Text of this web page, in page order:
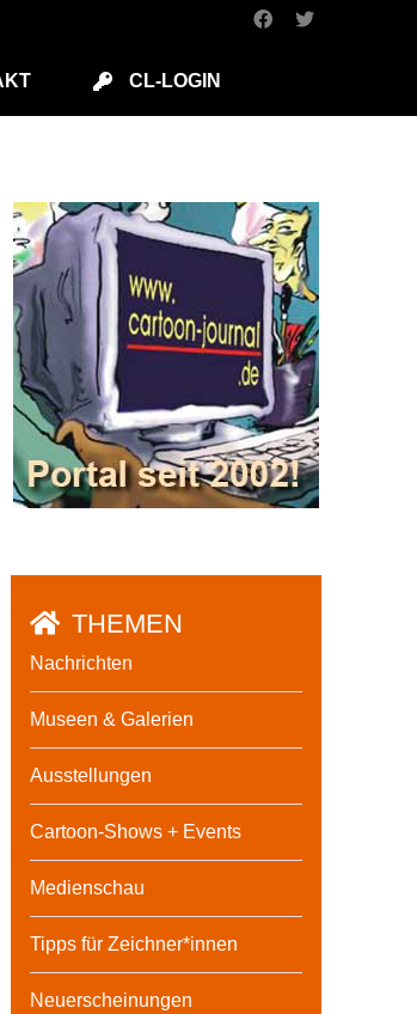
CL-LOGIN
THEMEN
Nachrichten
Museen & Galerien
Ausstellungen
Cartoon-Shows + Events
Medienschau
Tipps für Zeichner*innen
Neuerscheinungen